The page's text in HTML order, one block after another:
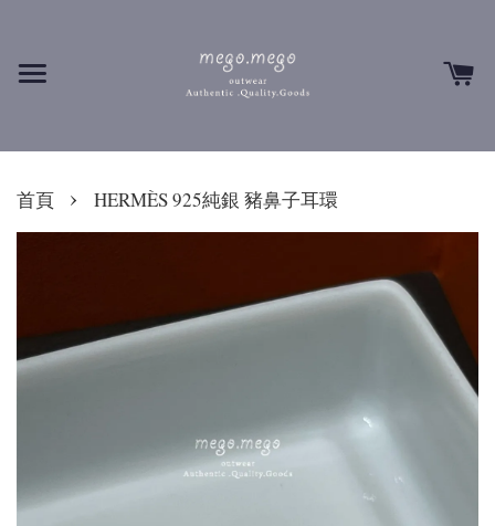
首頁 › HERMÈS 925純銀 豬鼻子耳環